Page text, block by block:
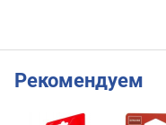
Рекомендуем